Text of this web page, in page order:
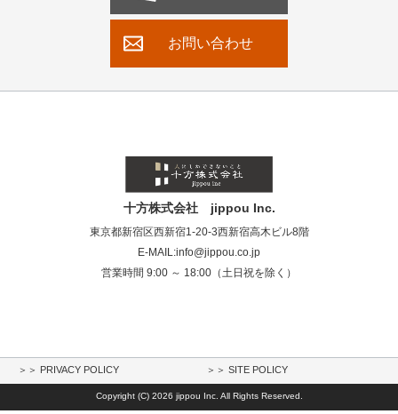
お問い合わせ
十方株式会社 jippou Inc.
東京都新宿区西新宿1-20-3西新宿高木ビル8階
E-MAIL:info@jippou.co.jp
営業時間 9:00 ～ 18:00（土日祝を除く）
＞＞ PRIVACY POLICY ＞＞ SITE POLICY
Copyright (C) 2026 jippou Inc. All Rights Reserved.